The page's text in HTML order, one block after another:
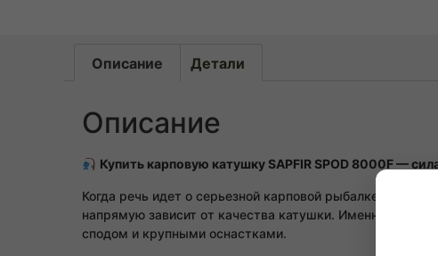
Описание Детали
Описание
Купить карповую катушку SAPFIR SPOD 8000F —
Когда речь идет о серьезной карповой рыбалке,
напрямую зависит от качества катушки. Именно
сподом и крупными оснастками.